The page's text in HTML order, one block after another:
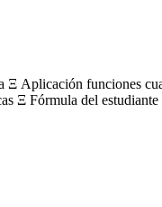
Aplicación funciones
Ξ Fórmula del